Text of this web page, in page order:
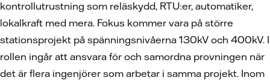
kontrollutrustning som reläskydd, RTU:er, automatiker,
lokalkraft med mera. Fokus kommer vara på större
stationsprojekt på spänningsnivåerna 130kV och 400kV. I
rollen ingår att ansvara för och samordna provningen när
det är flera ingenjörer som arbetar i samma projekt. Inom